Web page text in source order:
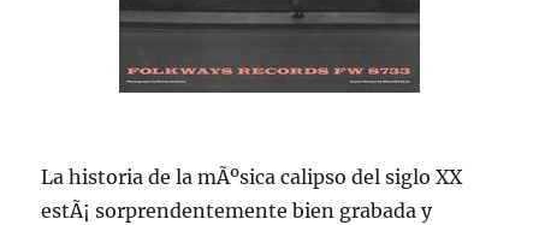
La historia de la mÃºsica calipso del siglo XX
estÃ¡ sorprendentemente bien grabada y